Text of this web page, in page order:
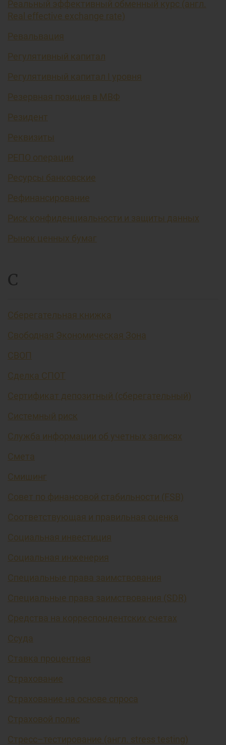
Реальный эффективный обменный курс (англ.
Real effective exchange rate)
Ревальвация
Регулятивный капитал
Регулятивный капитал I уровня
Резервная позиция в МВФ
Резидент
Реквизиты
РЕПО операции
Ресурсы банковские
Рефинансирование
Риск конфиденциальности и защиты данных
Рынок ценных бумаг
С
Сберегательная книжка
Свободная Экономическая Зона
СВОП
Сделка СПОТ
Сертификат депозитный (сберегательный)
Системный риск
Служба информации об учетных записях
Смета
Смишинг
Совет по финансовой стабильности (FSB)
Соответствующая и правильная оценка
Социальная инвестиция
Социальная инженерия
Специальные права заимствования
Специальные права заимствования (SDR)
Средства на корреспондентских счетах
Ссуда
Ставка процентная
Страхование
Страхование на основе спроса
Страховой полис
Стресс–тестирование (англ. stress testing)